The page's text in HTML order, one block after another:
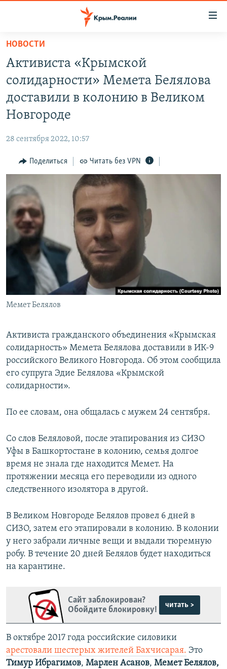
Вернуться
основному
содержанию
главной
Вернутся
поиску
ИСТОРИЯ
ИНТЕРАКТИВ
ИНФОГРАФИКА
ТЕЛЕПРОЕКТ КРЫМ.РЕАЛИИ
СОВЕТЫ ПРАВОЗАЩИТНИКОВ
ПРОПАВШИЕ БЕЗ ВЕСТИ
ПОБЕДИТЕЛЕЙ НЕ СУДЯТ?
КРЫМ.НЕПОКОРЕННЫЙ
ELIFBE
УКРАИНСКАЯ ПРОБЛЕМА КРЫМА
РАДІО СВОБОДА
КАК ОБОЙТИ БЛОКИРОВКУ
Українською
Qırımtatar
ПРИСОЕДИНЯЙТЕСЬ!
Все сайты RFE/RL
НОВОСТИ
Активиста «Крымской
солидарности» Мемета Белялова
доставили в колонию в Великом
Новгороде
28 сентября 2022, 10:57
Поделиться Читать без VPN
Мемет Белялов
Активиста гражданского объединения «Крымская
солидарность» Мемета Белялова доставили в ИК-9
российского Великого Новгорода. Об этом сообщила
его супруга Эдие Белялова «Крымской
солидарности».
По ее словам, она общалась с мужем 24 сентября.
Со слов Беляловой, после этапирования из СИЗО
Уфы в Башкортостане в колонию, семья долгое
время не знала где находится Мемет. На
протяжении месяца его переводили из одного
следственного изолятора в другой.
В Великом Новгороде Белялов провел 6 дней в
СИЗО, затем его этапировали в колонию. В колонии
у него забрали личные вещи и выдали тюремную
робу. В течение 20 дней Белялов будет находиться
на карантине.
Сайт заблокирован?
Обойдите блокировку!
читать >
В октябре 2017 года российские силовики
арестовали шестерых жителей Бахчисарая. Это
Тимур Ибрагимов, Марлен Асанов, Мемет Белялов,